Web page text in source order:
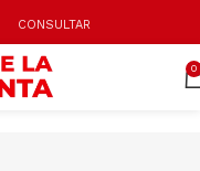
0
CONSULTAR